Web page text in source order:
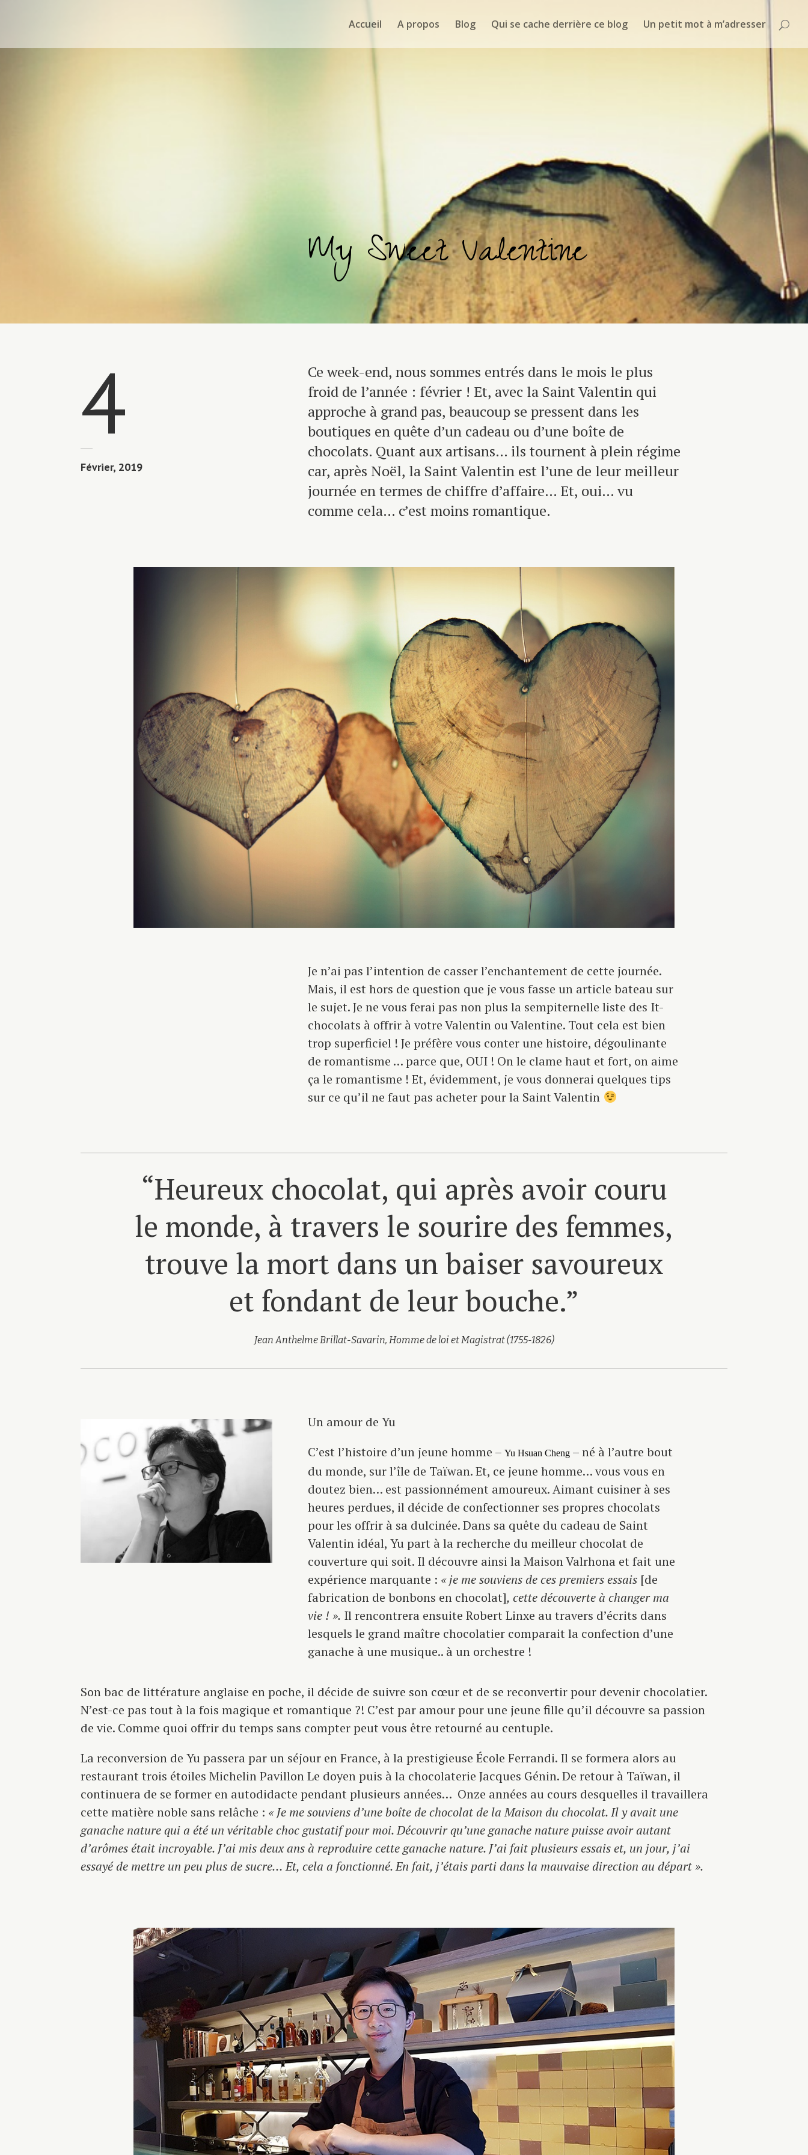
Accueil A propos Blog Qui se cache derrière ce blog Un petit mot à m’adresser
My Sweet Valentine
4
Février, 2019
Ce week-end, nous sommes entrés dans le mois le plus
froid de l’année : février ! Et, avec la Saint Valentin qui
approche à grand pas, beaucoup se pressent dans les
boutiques en quête d’un cadeau ou d’une boîte de
chocolats. Quant aux artisans… ils tournent à plein régime
car, après Noël, la Saint Valentin est l’une de leur meilleur
journée en termes de chiffre d’affaire… Et, oui… vu
comme cela… c’est moins romantique.
Je n’ai pas l’intention de casser l’enchantement de cette journée.
Mais, il est hors de question que je vous fasse un article bateau sur
le sujet. Je ne vous ferai pas non plus la sempiternelle liste des It-
chocolats à offrir à votre Valentin ou Valentine. Tout cela est bien
trop superficiel ! Je préfère vous conter une histoire, dégoulinante
de romantisme … parce que, OUI ! On le clame haut et fort, on aime
ça le romantisme ! Et, évidemment, je vous donnerai quelques tips
sur ce qu’il ne faut pas acheter pour la Saint Valentin
“Heureux chocolat, qui après avoir couru
le monde, à travers le sourire des femmes,
trouve la mort dans un baiser savoureux
et fondant de leur bouche.”
Jean Anthelme Brillat-Savarin, Homme de loi et Magistrat (1755-1826)
Un amour de Yu
C’est l’histoire d’un jeune homme –Yu Hsuan Cheng – né à l’autre bout
du monde, sur l’île de Taïwan. Et, ce jeune homme… vous vous en
doutez bien… est passionnément amoureux. Aimant cuisiner à ses
heures perdues, il décide de confectionner ses propres chocolats
pour les offrir à sa dulcinée. Dans sa quête du cadeau de Saint
Valentin idéal, Yu part à la recherche du meilleur chocolat de
couverture qui soit. Il découvre ainsi la Maison Valrhona et fait une
expérience marquante : « je me souviens de ces premiers essais [de
fabrication de bonbons en chocolat], cette découverte à changer ma
vie ! ». Il rencontrera ensuite Robert Linxe au travers d’écrits dans
lesquels le grand maître chocolatier comparait la confection d’une
ganache à une musique.. à un orchestre !
Son bac de littérature anglaise en poche, il décide de suivre son cœur et de se reconvertir pour devenir chocolatier.
N’est-ce pas tout à la fois magique et romantique ?! C’est par amour pour une jeune fille qu’il découvre sa passion
de vie. Comme quoi offrir du temps sans compter peut vous être retourné au centuple.
La reconversion de Yu passera par un séjour en France, à la prestigieuse École Ferrandi. Il se formera alors au
restaurant trois étoiles Michelin Pavillon Le doyen puis à la chocolaterie Jacques Génin. De retour à Taïwan, il
continuera de se former en autodidacte pendant plusieurs années… Onze années au cours desquelles il travaillera
cette matière noble sans relâche : « Je me souviens d’une boîte de chocolat de la Maison du chocolat. Il y avait une
ganache nature qui a été un véritable choc gustatif pour moi. Découvrir qu’une ganache nature puisse avoir autant
d’arômes était incroyable. J’ai mis deux ans à reproduire cette ganache nature. J’ai fait plusieurs essais et, un jour, j’ai
essayé de mettre un peu plus de sucre… Et, cela a fonctionné. En fait, j’étais parti dans la mauvaise direction au départ ».